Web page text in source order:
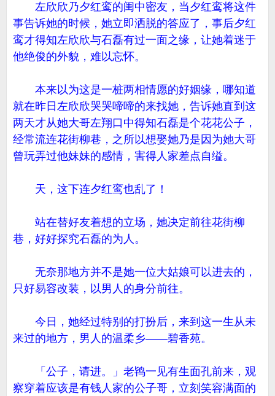
左欣欣乃夕红鸾的闺中密友，当夕红鸾将这件
事告诉她的时候，她立即洒脱的答应了，事后夕红
鸾才得知左欣欣与石磊有过一面之缘，让她着迷于
他绝俊的外貌，难以忘怀。
本来以为这是一桩两相情愿的好姻缘，哪知道
就在昨日左欣欣哭哭啼啼的来找她，告诉她直到这
两天才从她大哥左翔口中得知石磊是个花花公子，
经常流连花街柳巷，之所以想娶她乃是因为她大哥
曾玩弄过他妹妹的感情，害得人家差点自缢。
天，这下连夕红鸾也乱了！
站在替好友着想的立场，她决定前往花街柳
巷，好好探究石磊的为人。
无奈那地方并不是她一位大姑娘可以进去的，
只好易容改装，以男人的身分前往。
今日，她经过特别的打扮后，来到这一生从未
来过的地方，男人的温柔乡——碧香苑。
「公子，请进。」老鸨一见有生面孔前来，观
察穿着应该是有钱人家的公子哥，立刻笑容满面的